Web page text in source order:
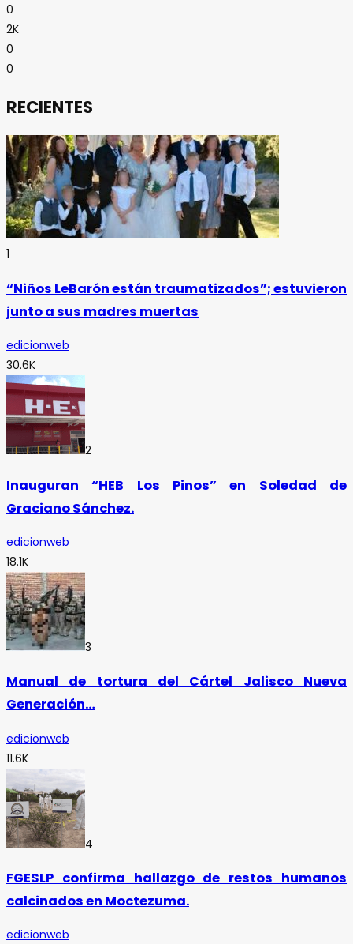
0
2K
0
0
RECIENTES
1
“Niños LeBarón están traumatizados”; estuvieron
junto a sus madres muertas
edicionweb
30.6K
2
Inauguran “HEB Los Pinos” en Soledad de
Graciano Sánchez.
edicionweb
18.1K
3
Manual de tortura del Cártel Jalisco Nueva
Generación…
edicionweb
11.6K
4
FGESLP confirma hallazgo de restos humanos
calcinados en Moctezuma.
edicionweb